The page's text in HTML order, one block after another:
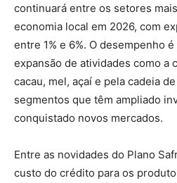
continuará entre os setores
economia local em 2026, com
entre 1% e 6%. O desempenho
expansão de atividades como a
cacau, mel, açaí e pela cadeia
segmentos que têm ampliado
conquistado novos mercados.
Entre as novidades do Plano
custo do crédito para os